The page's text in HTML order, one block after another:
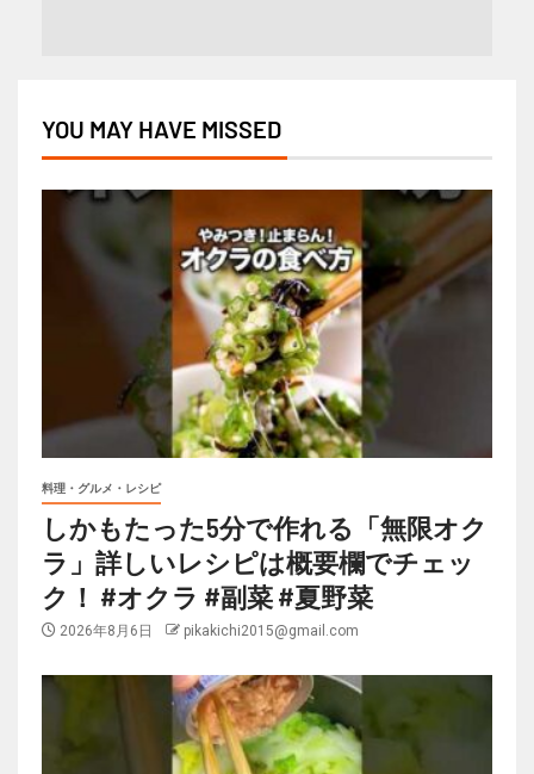
YOU MAY HAVE MISSED
料理・グルメ・レシピ
しかもたった5分で作れる「無限オク
ラ」詳しいレシピは概要欄でチェッ
ク！ #オクラ #副菜 #夏野菜
2026年8月6日 pikakichi2015@gmail.com